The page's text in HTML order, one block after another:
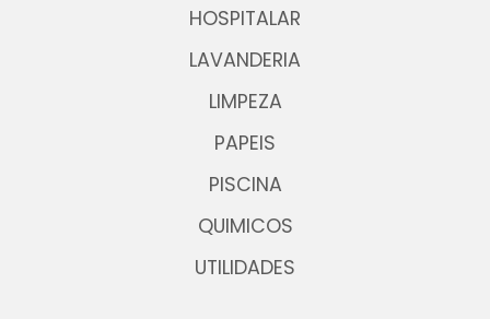
HOSPITALAR
LAVANDERIA
LIMPEZA
PAPEIS
PISCINA
QUIMICOS
UTILIDADES